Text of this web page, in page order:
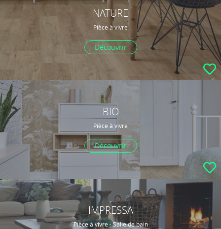
NATURE
Pièce à vivre
Découvrir
BIO
Pièce à vivre
Découvrir
IMPRESSA
Pièce à vivre - Salle de bain